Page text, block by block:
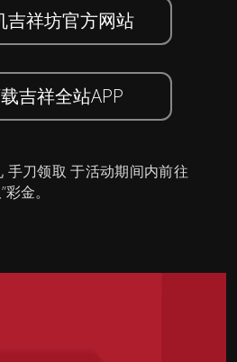
吉祥坊官方网站
吉祥全站APP
手刀领取 于活动期间内前往
金。